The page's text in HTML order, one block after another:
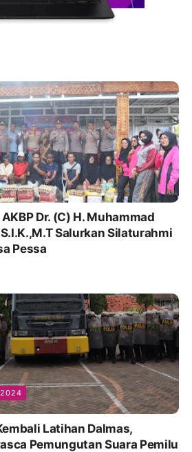
Dr. (C) H. Muhammad
Salurkan Silaturahmi
Pessa
2024
Latihan Dalmas,
Pemungutan Suara Pemilu